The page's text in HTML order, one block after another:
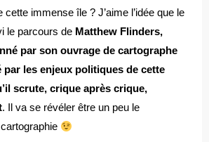
cette immense île ? J’aime l’idée que le
le parcours de Matthew Flinders,
par son ouvrage de cartographe
par les enjeux politiques de cette
scrute, crique après crique,
. Il va se révéler être un peu le